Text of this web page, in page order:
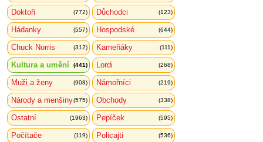
Doktoři (772) Důchodci (123)
Hádanky (557) Hospodské (644)
Chuck Norris (312) Kameňáky (111)
Kultura a umění (441) Lordi (268)
Muži a ženy (908) Námořníci (219)
Národy a menšiny(575) Obchody (338)
Ostatní (1963) Pepíček (595)
Počítače (119) Policajti (536)